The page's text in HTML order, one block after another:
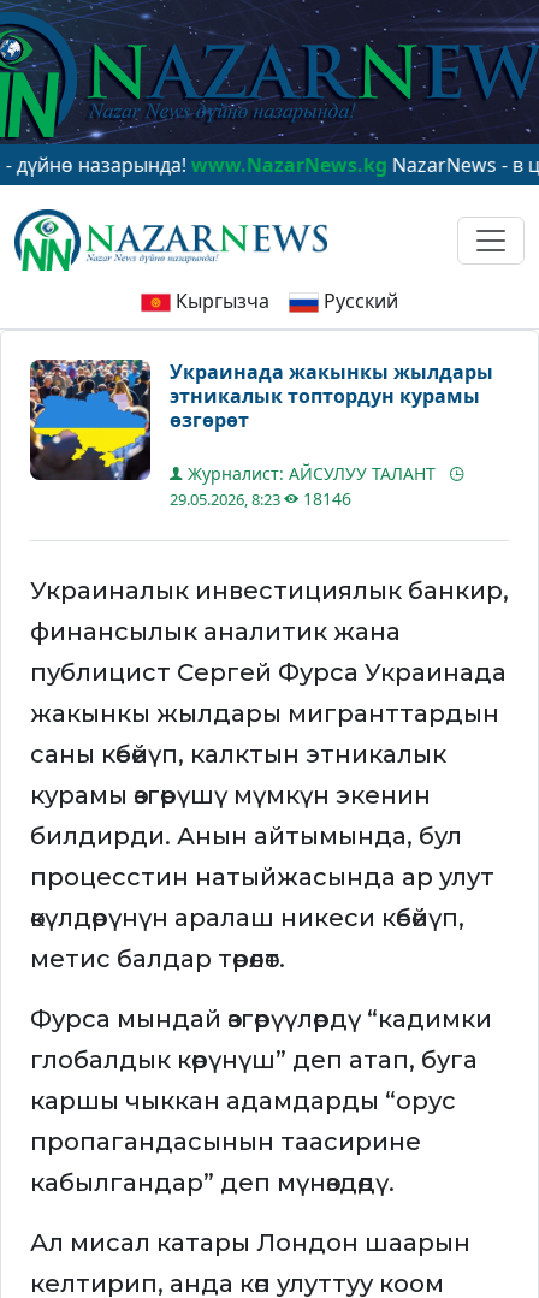
назарында!www.NazarNews.kgNazarNews - в
Кыргызча Русский
Украинада жакынкы жылдары
этникалык топтордун курамы
өзгөрөт
Журналист: АЙСУЛУУ ТАЛАНТ
29.05.2026, 8:23 18146
Украиналык инвестициялык банкир,
финансылык аналитик жана
публицист Сергей Фурса Украинада
жакынкы жылдары мигранттардын
саны көбөйүп, калктын этникалык
курамы өзгөрүшү мүмкүн экенин
билдирди. Анын айтымында, бул
процесстин натыйжасында ар улут
өкүлдөрүнүн аралаш никеси көбөйүп,
метис балдар төрөлөт.
Фурса мындай өзгөрүүлөрдү “кадимки
глобалдык көрүнүш” деп атап, буга
каршы чыккан адамдарды “орус
пропагандасынын таасирине
кабылгандар” деп мүнөздөдү.
Ал мисал катары Лондон шаарын
келтирип, анда көп улуттуу коом